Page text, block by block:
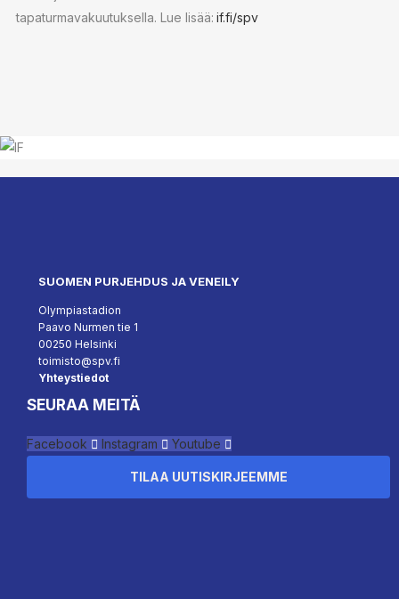
tapaturmavakuutuksella. Lue lisää: if.fi/spv
SUOMEN PURJEHDUS JA VENEILY
Olympiastadion
Paavo Nurmen tie 1
00250 Helsinki
toimisto@spv.fi
Yhteystiedot
SEURAA MEITÄ
Facebook Instagram Youtube
TILAA UUTISKIRJEEMME